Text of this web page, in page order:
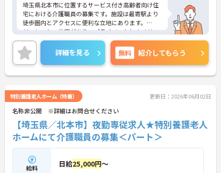
埼玉県北本市に位置するサービス付き高齢者向け住
宅における介護職員の募集です。施設は最寄駅より
徒歩圏内とアクセスに便利な立地にあります。
リフレッシュ休暇があり、プライベートとのメリハ
リのある働き方が可能です。また、残業は月平均10
時間程度と少なめです。ワークライフバランスを保
ちながらご勤務いただけます。
ご興味のある方には、面接対策ポイントなど、さら
に詳細をお話しいたしますのでお気軽にご相談くだ
詳細を見る 無料 紹介してもらう
特別養護老人ホーム（特養） 更新日：2026年06月02日
名称非公開 ※詳細はお問合せください
【埼玉県／北本市】夜勤専従求人★特別養護老人
ホームにて介護職員の募集＜パート＞
給料 日給25,000円～